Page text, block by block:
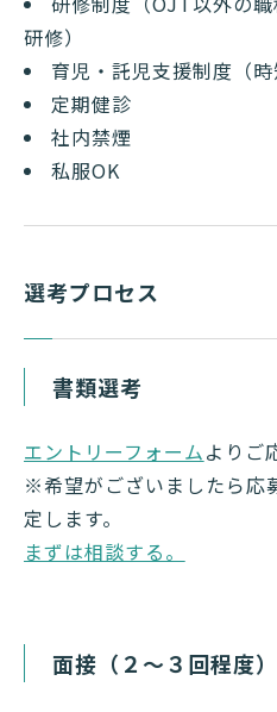
研修）
育児・託児支援制度（時
定期健診
社内禁煙
私服OK
選考プロセス
書類選考
エントリーフォームよりご
※希望がございましたら応
定します。
まずは相談する。
面接（２～３回程度）